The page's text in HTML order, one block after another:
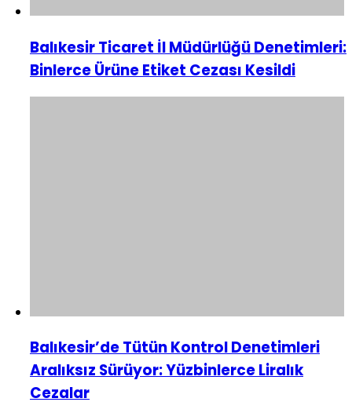
Balıkesir Ticaret İl Müdürlüğü Denetimleri:
Binlerce Ürüne Etiket Cezası Kesildi
Balıkesir’de Tütün Kontrol Denetimleri
Aralıksız Sürüyor: Yüzbinlerce Liralık
Cezalar